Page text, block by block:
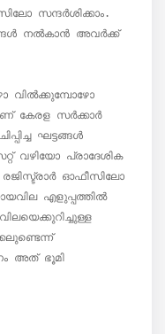
സന്ദർശിക്കാം.
നൽകാൻ അവർക്ക്
വിൽക്കുമ്പോഴോ
കേരള സർക്കാർ
ഘട്ടങ്ങൾ
വഴിയോ പ്രാദേശിക
ഓഫീസിലോ
എളുപ്പത്തിൽ
അത് ഭൂമി